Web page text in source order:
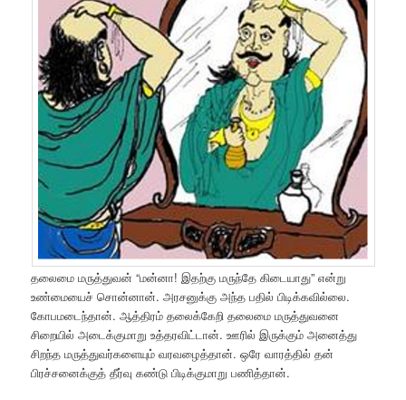
தலைமை மருத்துவன் “மன்னா! இதற்கு மருந்தே கிடையாது” என்று
உண்மையைச் சொன்னான். அரசனுக்கு அந்த பதில் பிடிக்கவில்லை.
கோபமடைந்தான். ஆத்திரம் தலைக்கேறி தலைமை மருத்துவனை
சிறையில் அடைக்குமாறு உத்தரவிட்டான். ஊரில் இருக்கும் அனைத்து
சிறந்த மருத்துவர்களையும் வரவழைத்தான். ஒரே வாரத்தில் தன்
பிரச்சனைக்குத் தீர்வு கண்டு பிடிக்குமாறு பணித்தான்.